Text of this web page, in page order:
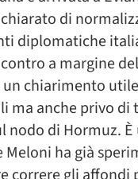
di
diplomatiche
a margine
un chiarimento
ma anche privo di
nodo di Hormuz. È
Meloni ha già